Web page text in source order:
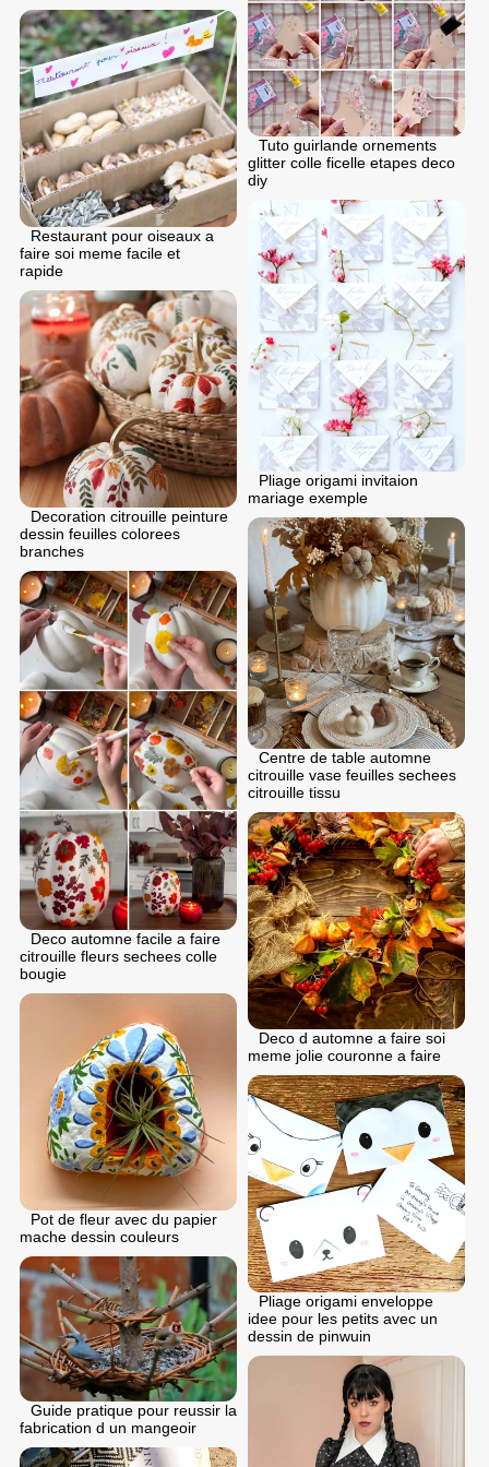
Tuto guirlande ornements
glitter colle ficelle etapes deco
diy
Restaurant pour oiseaux a
faire soi meme facile et
rapide
Pliage origami invitaion
mariage exemple
Decoration citrouille peinture
dessin feuilles colorees
branches
Centre de table automne
citrouille vase feuilles sechees
citrouille tissu
Deco automne facile a faire
citrouille fleurs sechees colle
bougie
Deco d automne a faire soi
meme jolie couronne a faire
Pot de fleur avec du papier
mache dessin couleurs
Pliage origami enveloppe
idee pour les petits avec un
dessin de pinwuin
Guide pratique pour reussir la
fabrication d un mangeoir